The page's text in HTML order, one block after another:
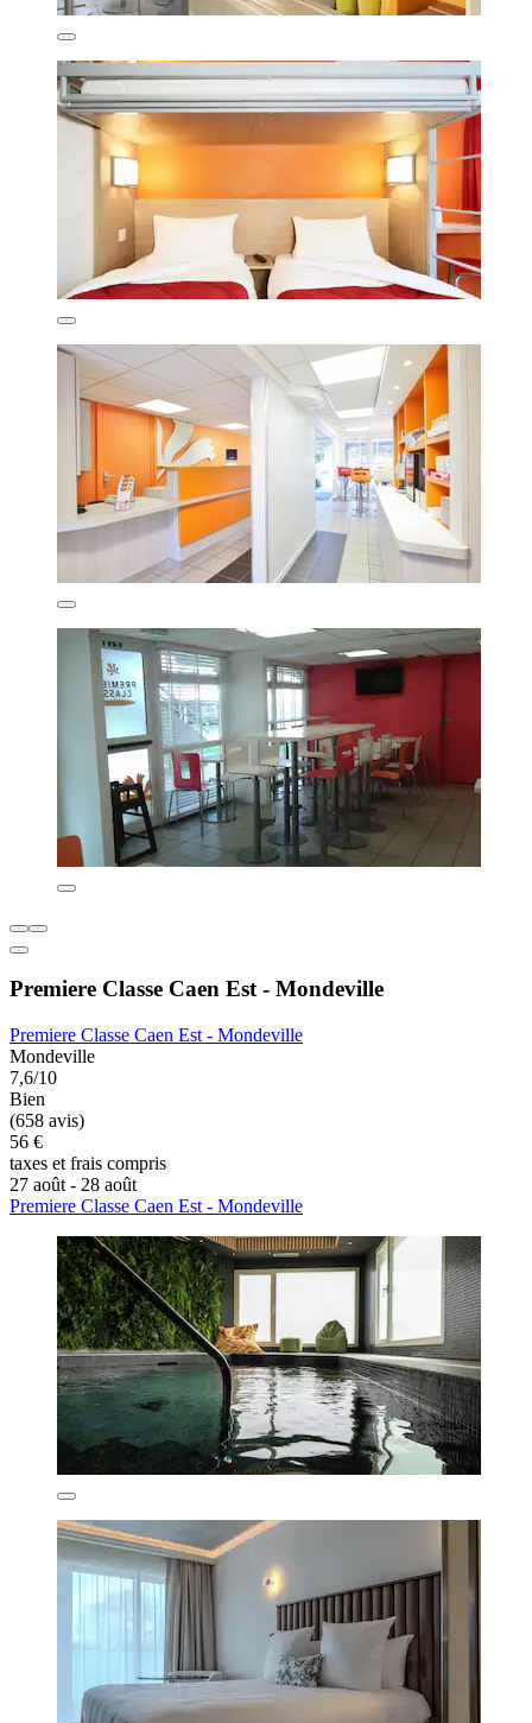
Premiere Classe Caen Est - Mondeville
Premiere Classe Caen Est - Mondeville
Mondeville
7,6/10
Bien
(658 avis)
56 €
taxes et frais compris
27 août - 28 août
Premiere Classe Caen Est - Mondeville